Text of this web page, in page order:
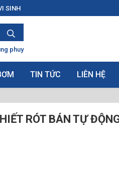
SINH
phuy
TIN TỨC LIÊN HỆ
RÓT BÁN TỰ